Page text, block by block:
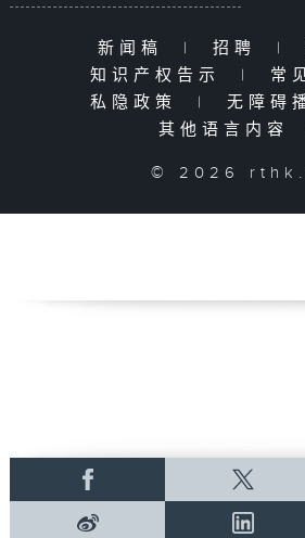
新闻稿 | 招聘 |
知识产权告示
| 常
私隐政策
| 无障碍
其他语言内容
© 2026